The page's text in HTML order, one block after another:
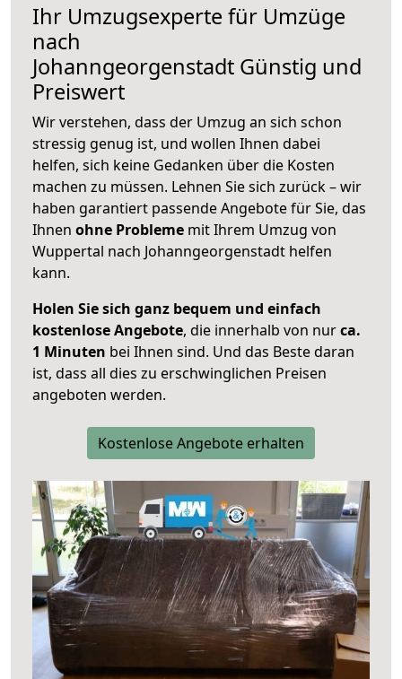
Ihr Umzugsexperte für Umzüge
nach
Johanngeorgenstadt Günstig und
Preiswert
Wir verstehen, dass der Umzug an sich schon
stressig genug ist, und wollen Ihnen dabei
helfen, sich keine Gedanken über die Kosten
machen zu müssen. Lehnen Sie sich zurück – wir
haben garantiert passende Angebote für Sie, das
Ihnen ohne Probleme mit Ihrem Umzug von
Wuppertal nach Johanngeorgenstadt helfen
kann.
Holen Sie sich ganz bequem und einfach
kostenlose Angebote, die innerhalb von nurca.
1 Minuten bei Ihnen sind. Und das Beste daran
ist, dass all dies zu erschwinglichen Preisen
angeboten werden.
Kostenlose Angebote erhalten